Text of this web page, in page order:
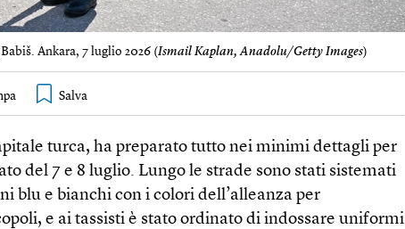
Ankara, 7 luglio 2026 (Ismail Kaplan, Anadolu/Getty Images)
turca, ha preparato tutto nei minimi dettagli per
del 7 e 8 luglio. Lungo le strade sono stati sistemati
blu e bianchi con i colori dell’alleanza per
e ai tassisti è stato ordinato di indossare uniformi